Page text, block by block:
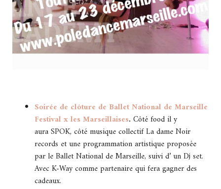
Soirée de clôture de Ballet National de Marseille
Festival x les Marseillaises. Côté food il y
aura SPOK, côté musique collectif La dame Noir
records et une programmation artistique proposée
par le Ballet National de Marseille, suivi d’ un Dj set.
Avec K-Way comme partenaire qui fera gagner des
cadeaux.